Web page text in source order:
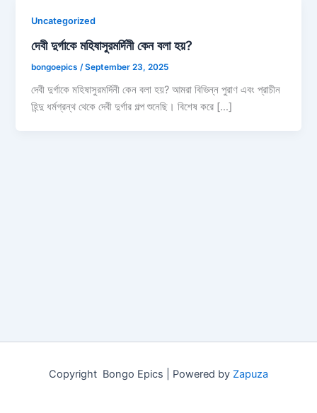
Uncategorized
দেবী দুর্গাকে মহিষাসুরমর্দিনী কেন বলা হয়?
bongoepics /September 23, 2025
দেবী দুর্গাকে মহিষাসুরমর্দিনী কেন বলা হয়? আমরা বিভিন্ন পুরাণ এবং প্রাচীন
হিন্দু ধর্মগ্রন্থ থেকে দেবী দুর্গার গল্প শুনেছি। বিশেষ করে […]
Copyright Bongo Epics | Powered by Zapuza